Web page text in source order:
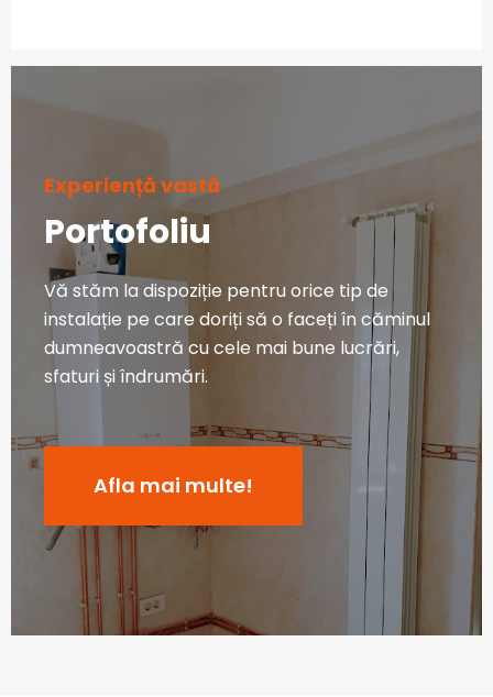
Experiență vastă
Portofoliu
Vă stăm la dispoziție pentru orice tip de
instalație pe care doriți să o faceți în căminul
dumneavoastră cu cele mai bune lucrări,
sfaturi și îndrumări.
Afla mai multe!